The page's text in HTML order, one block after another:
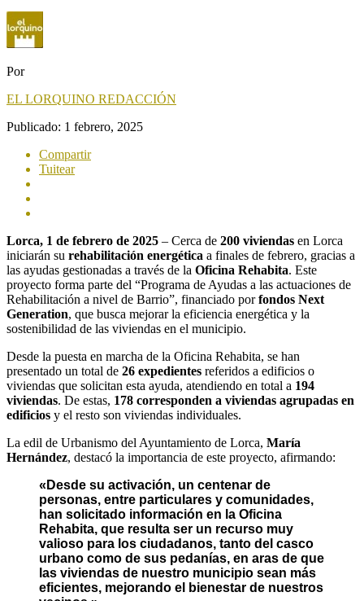
Por
EL LORQUINO REDACCIÓN
Publicado: 1 febrero, 2025
Compartir
Tuitear
Lorca, 1 de febrero de 2025 – Cerca de 200 viviendas en Lorca
iniciarán su rehabilitación energética a finales de febrero, gracias a
las ayudas gestionadas a través de la Oficina Rehabita. Este
proyecto forma parte del “Programa de Ayudas a las actuaciones de
Rehabilitación a nivel de Barrio”, financiado porfondos Next
Generation, que busca mejorar la eficiencia energética y la
sostenibilidad de las viviendas en el municipio.
Desde la puesta en marcha de la Oficina Rehabita, se han
presentado un total de 26 expedientes referidos a edificios o
viviendas que solicitan esta ayuda, atendiendo en total a 194
viviendas. De estas, 178 corresponden a viviendas agrupadas en
edificios y el resto son viviendas individuales.
La edil de Urbanismo del Ayuntamiento de Lorca, María
Hernández, destacó la importancia de este proyecto, afirmando:
«Desde su activación, un centenar de
personas, entre particulares y comunidades,
han solicitado información en la Oficina
Rehabita, que resulta ser un recurso muy
valioso para los ciudadanos, tanto del casco
urbano como de sus pedanías, en aras de que
las viviendas de nuestro municipio sean más
eficientes, mejorando el bienestar de nuestros